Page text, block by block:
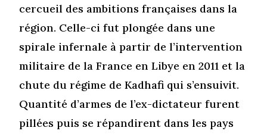
cercueil des ambitions françaises dans la
région. Celle-ci fut plongée dans une
spirale infernale à partir de l’intervention
militaire de la France en Libye en 2011 et la
chute du régime de Kadhafi qui s’ensuivit.
Quantité d’armes de l’ex-dictateur furent
pillées puis se répandirent dans les pays